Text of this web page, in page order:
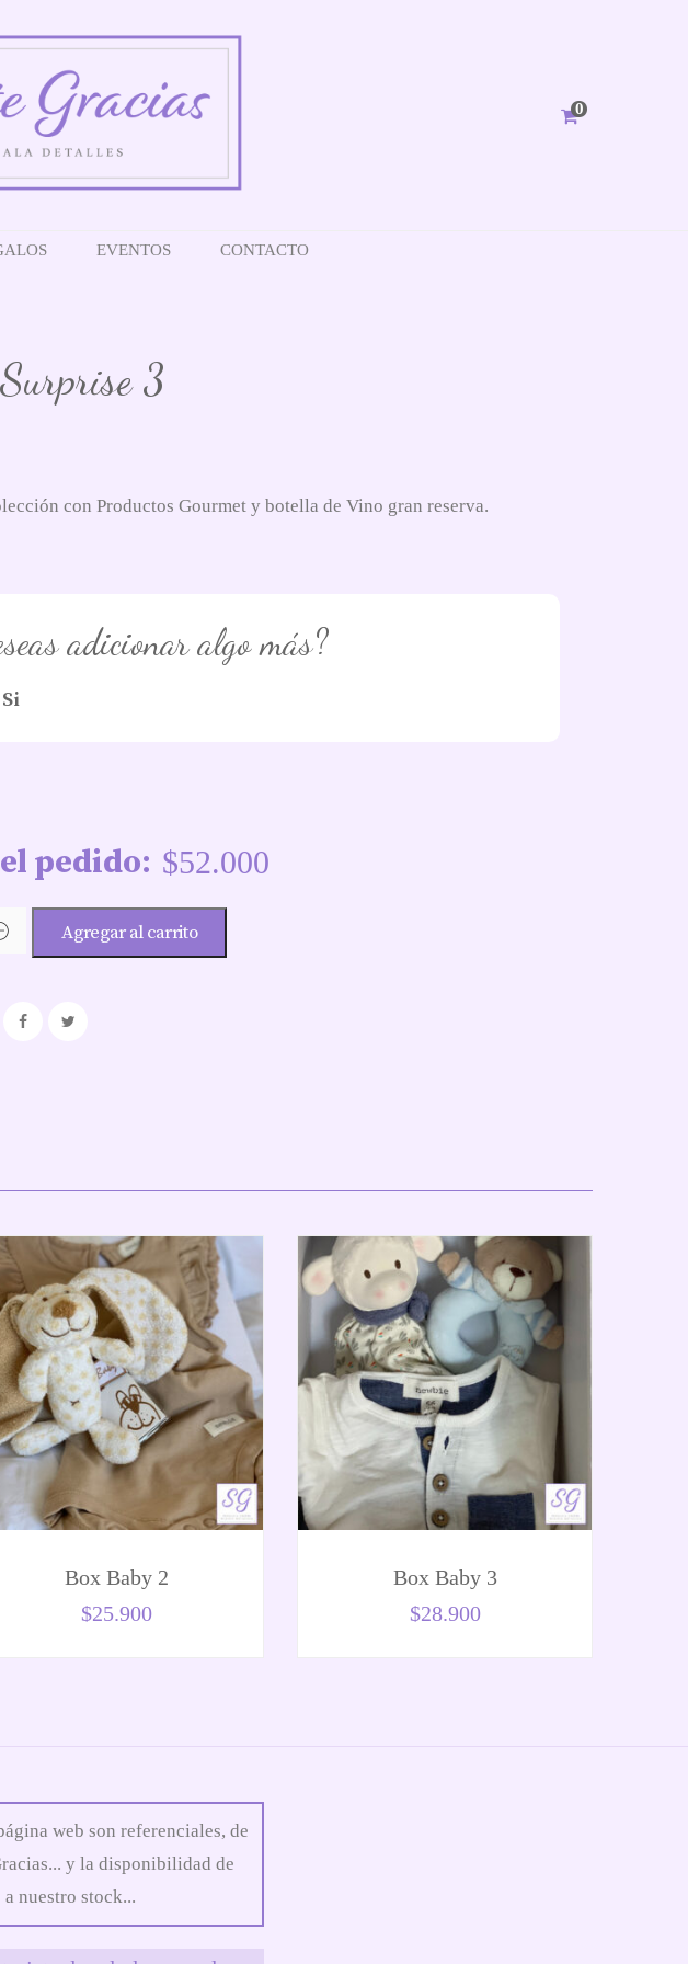
0
EVENTOS CONTACTO
3
con Productos Gourmet y botella de Vino gran reserva.
adicionar algo más?
Si
pedido: $52.000
Agregar al carrito
Box Baby 2
$25.900
Box Baby 3
$28.900
web son referenciales, de
y la disponibilidad de
nuestro stock...